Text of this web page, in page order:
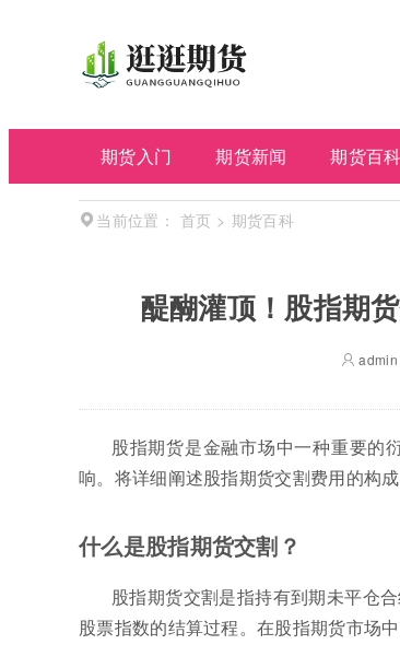
期货入门 期货新闻 期货百科
当前位置： 首页 > 期货百科
醍醐灌顶！股指期
admin
股指期货是金融市场中一种重要的
响。将详细阐述股指期货交割费用的构
什么是股指期货交割？
股指期货交割是指持有到期未平仓
股票指数的结算过程。在股指期货市场